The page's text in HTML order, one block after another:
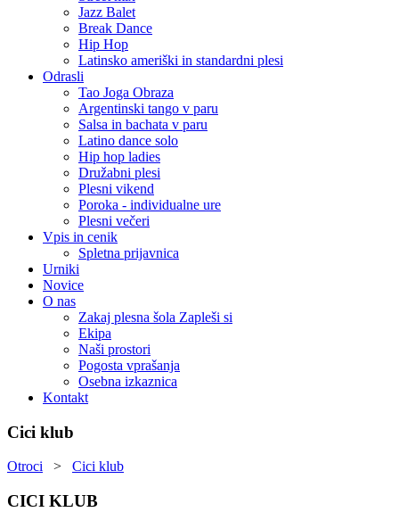
Jazz Balet
Break Dance
Hip Hop
Latinsko ameriški in standardni plesi
Odrasli
Tao Joga Obraza
Argentinski tango v paru
Salsa in bachata v paru
Latino dance solo
Hip hop ladies
Družabni plesi
Plesni vikend
Poroka - individualne ure
Plesni večeri
Vpis in cenik
Spletna prijavnica
Urniki
Novice
O nas
Zakaj plesna šola Zapleši si
Ekipa
Naši prostori
Pogosta vprašanja
Osebna izkaznica
Kontakt
Cici klub
Otroci > Cici klub
CICI KLUB